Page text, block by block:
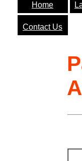
Home
Contact Us